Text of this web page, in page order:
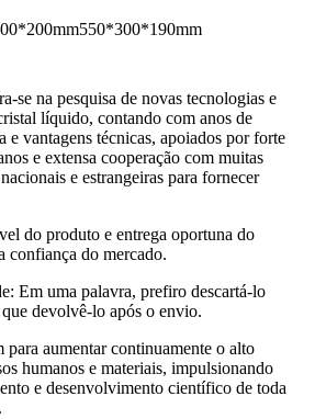
550*300*190mm
se na pesquisa de novas tecnologias e
líquido, contando com anos de
e vantagens técnicas, apoiados por forte
e extensa cooperação com muitas
e estrangeiras para fornecer
do produto e entrega oportuna do
confiança do mercado.
Em uma palavra, prefiro descartá-lo
devolvê-lo após o envio.
para aumentar continuamente o alto
humanos e materiais, impulsionando
e desenvolvimento científico de toda